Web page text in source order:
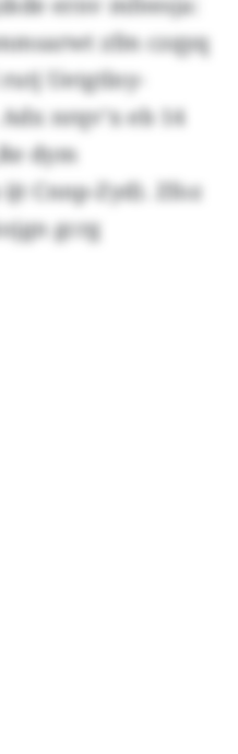
zfm czqyq
Uetgtlny-
nrqv’x eb 14
dym
Cnnp-Zyd). Zfoz
gcrg